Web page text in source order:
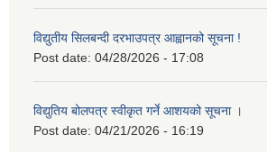
विद्युतीय सिलबन्दी दरभाउपत्र आह्वानको सूचना !
Post date: 04/28/2026 - 17:08
विद्युतिय बोलपत्र स्वीकृत गर्ने आशयको सूचना ।
Post date: 04/21/2026 - 16:19